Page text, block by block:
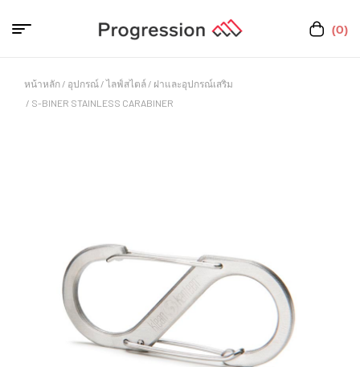
(0)
หน้าหลัก / อุปกรณ์ /ไลฟ์สไตล์ / ฝาและอุปกรณ์เสริม
/ S-BINER STAINLESS CARABINER